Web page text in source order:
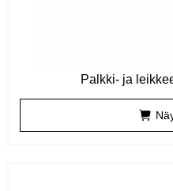
Palkki- ja